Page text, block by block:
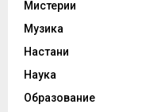
Мистерии
Музика
Настани
Наука
Образование